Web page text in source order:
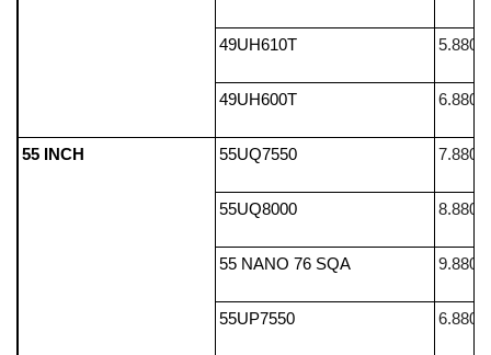
49UH610T
49UH600T
55 INCH 55UQ7550
55UQ8000
55 NANO 76 SQA
55UP7550